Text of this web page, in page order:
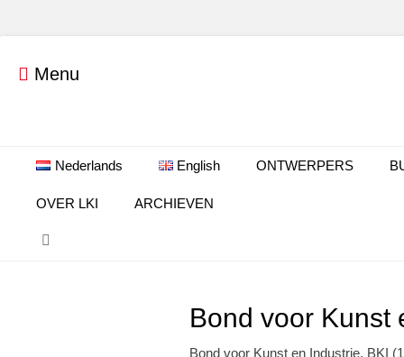
Menu
Primair menu
naar
Nederlands English ONTWERPERS
OVER LKI
ARCHIEVEN
Bond voor Kunst
Bond voor Kunst en Industrie, BKI